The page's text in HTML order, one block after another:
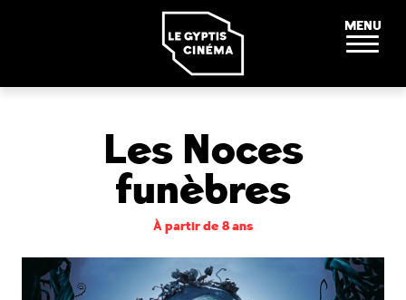
MENU
Les Noces
funèbres
À partir de 8 ans
Panneau de gestion des cookies